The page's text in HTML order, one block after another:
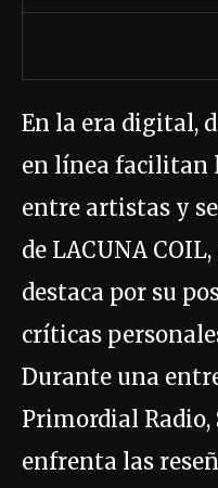
En la era digital,
en línea facilitan
entre artistas y
de LACUNA
destaca por su
críticas
Durante una
Primordial Radio,
enfrenta las